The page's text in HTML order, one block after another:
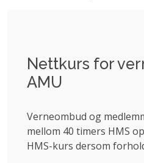
Nettkurs for
AMU
Verneombud og
mellom 40 timers HMS
HMS-kurs dersom